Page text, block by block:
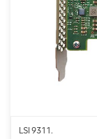
LSI 9311.